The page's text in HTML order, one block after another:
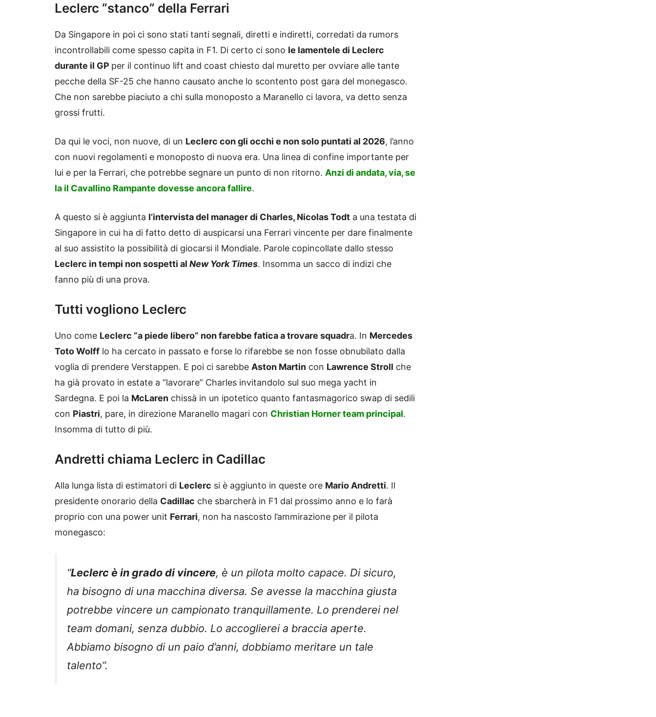
Leclerc “stanco” della Ferrari
Da Singapore in poi ci sono stati tanti segnali, diretti e indiretti, corredati da rumors
incontrollabili come spesso capita in F1. Di certo ci sono le lamentele di Leclerc
durante il GP per il continuo lift and coast chiesto dal muretto per ovviare alle tante
pecche della SF-25 che hanno causato anche lo scontento post gara del monegasco.
Che non sarebbe piaciuto a chi sulla monoposto a Maranello ci lavora, va detto senza
grossi frutti.
Da qui le voci, non nuove, di un Leclerc con gli occhi e non solo puntati al 2026, l’anno
con nuovi regolamenti e monoposto di nuova era. Una linea di confine importante per
lui e per la Ferrari, che potrebbe segnare un punto di non ritorno. Anzi di andata, via, se
la il Cavallino Rampante dovesse ancora fallire.
A questo si è aggiunta l’intervista del manager di Charles, Nicolas Todt a una testata di
Singapore in cui ha di fatto detto di auspicarsi una Ferrari vincente per dare finalmente
al suo assistito la possibilità di giocarsi il Mondiale. Parole copincollate dallo stesso
Leclerc in tempi non sospetti al New York Times. Insomma un sacco di indizi che
fanno più di una prova.
Tutti vogliono Leclerc
Uno come Leclerc “a piede libero” non farebbe fatica a trovare squadra. In Mercedes
Toto Wolff lo ha cercato in passato e forse lo rifarebbe se non fosse obnubilato dalla
voglia di prendere Verstappen. E poi ci sarebbe Aston Martin con Lawrence Stroll che
ha già provato in estate a “lavorare” Charles invitandolo sul suo mega yacht in
Sardegna. E poi la McLaren chissà in un ipotetico quanto fantasmagorico swap di sedili
con Piastri, pare, in direzione Maranello magari con Christian Horner team principal.
Insomma di tutto di più.
Andretti chiama Leclerc in Cadillac
Alla lunga lista di estimatori di Leclerc si è aggiunto in queste ore Mario Andretti. Il
presidente onorario della Cadillac che sbarcherà in F1 dal prossimo anno e lo farà
proprio con una power unit Ferrari, non ha nascosto l’ammirazione per il pilota
monegasco:
“Leclerc è in grado di vincere, è un pilota molto capace. Di sicuro,
ha bisogno di una macchina diversa. Se avesse la macchina giusta
potrebbe vincere un campionato tranquillamente. Lo prenderei nel
team domani, senza dubbio. Lo accoglierei a braccia aperte.
Abbiamo bisogno di un paio d’anni, dobbiamo meritare un tale
talento”.